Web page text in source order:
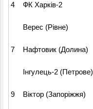
4 ФК Харків-2
Верес (Рівне)
7 Нафтовик (Долина)
Інгулець-2 (Петрове)
9 Віктор (Запоріжжя)